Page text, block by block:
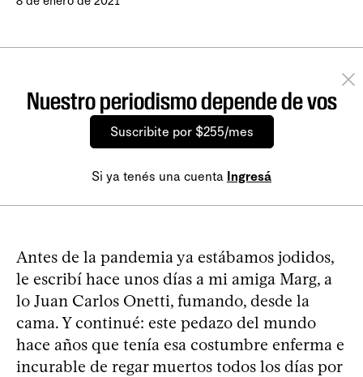
Nuestro periodismo depende de vos
Suscribite por $255/mes
Si ya tenés una cuenta Ingresá
Antes de la pandemia ya estábamos jodidos,
le escribí hace unos días a mi amiga Marg, a
lo Juan Carlos Onetti, fumando, desde la
cama. Y continué: este pedazo del mundo
hace años que tenía esa costumbre enferma e
incurable de regar muertos todos los días por